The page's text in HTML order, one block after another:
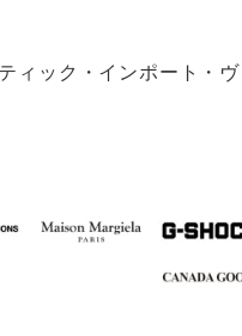
ィック・インポート・